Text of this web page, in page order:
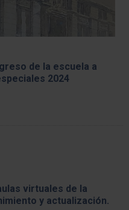
de la escuela a
2024
virtuales de la
y actualización.